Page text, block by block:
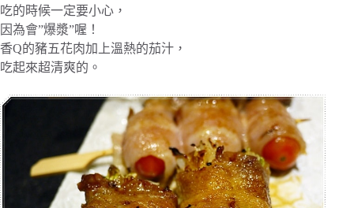
吃的時候一定要小心，
因為會”爆漿”喔！
香Q的豬五花肉加上溫熱的茄汁，
吃起來超清爽的。